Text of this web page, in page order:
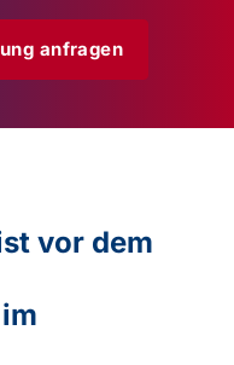
anfragen
vor dem